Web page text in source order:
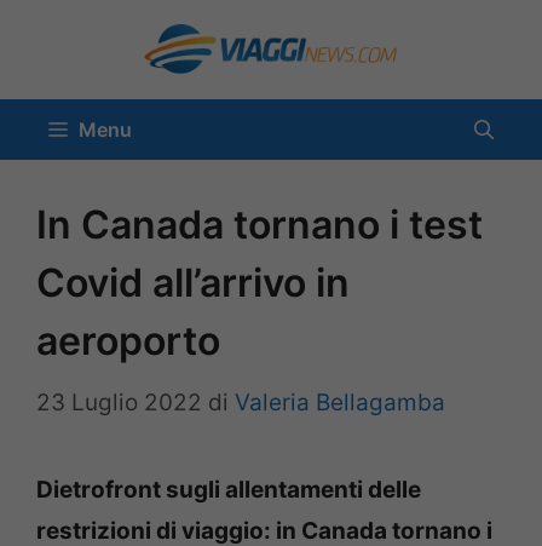
contenuto
Menu
In Canada tornano i test
Covid all’arrivo in
aeroporto
23 Luglio 2022 di Valeria Bellagamba
Dietrofront sugli allentamenti delle
restrizioni di viaggio: in Canada tornano i